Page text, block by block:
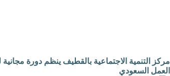
مركز التنمية الاجتماعية بالقطيف ينظم دورة
العمل السعودي